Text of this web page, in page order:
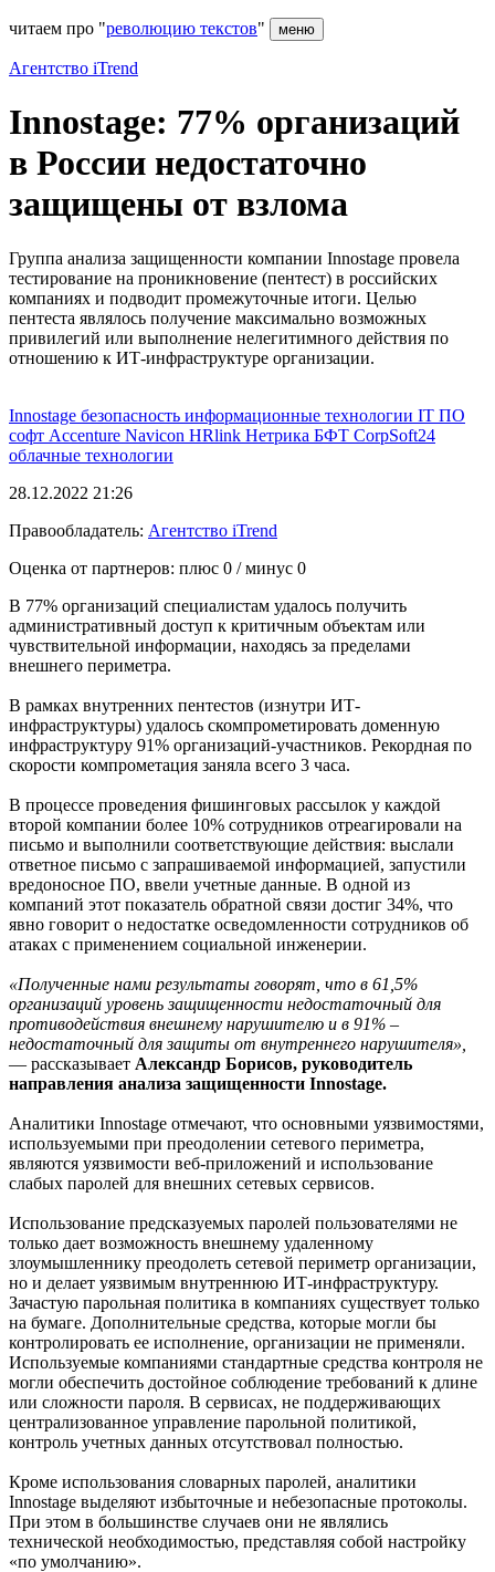
читаем про "революцию текстов" меню
Агентство iTrend
Innostage: 77% организаций
в России недостаточно
защищены от взлома
Группа анализа защищенности компании Innostage провела
тестирование на проникновение (пентест) в российских
компаниях и подводит промежуточные итоги. Целью
пентеста являлось получение максимально возможных
привилегий или выполнение нелегитимного действия по
отношению к ИТ-инфраструктуре организации.
Innostage безопасность информационные технологии IT ПО
софт Accenture Navicon HRlink Нетрика БФТ CorpSoft24
облачные технологии
28.12.2022 21:26
Правообладатель: Агентство iTrend
Оценка от партнеров: плюс 0 / минус 0
В 77% организаций специалистам удалось получить
административный доступ к критичным объектам или
чувствительной информации, находясь за пределами
внешнего периметра.
В рамках внутренних пентестов (изнутри ИТ-
инфраструктуры) удалось скомпрометировать доменную
инфраструктуру 91% организаций-участников. Рекордная по
скорости компрометация заняла всего 3 часа.
В процессе проведения фишинговых рассылок у каждой
второй компании более 10% сотрудников отреагировали на
письмо и выполнили соответствующие действия: выслали
ответное письмо с запрашиваемой информацией, запустили
вредоносное ПО, ввели учетные данные. В одной из
компаний этот показатель обратной связи достиг 34%, что
явно говорит о недостатке осведомленности сотрудников об
атаках с применением социальной инженерии.
«Полученные нами результаты говорят, что в 61,5%
организаций уровень защищенности недостаточный для
противодействия внешнему нарушителю и в 91% –
недостаточный для защиты от внутреннего нарушителя»,
― рассказывает Александр Борисов, руководитель
направления анализа защищенности Innostage.
Аналитики Innostage отмечают, что основными уязвимостями,
используемыми при преодолении сетевого периметра,
являются уязвимости веб-приложений и использование
слабых паролей для внешних сетевых сервисов.
Использование предсказуемых паролей пользователями не
только дает возможность внешнему удаленному
злоумышленнику преодолеть сетевой периметр организации,
но и делает уязвимым внутреннюю ИТ-инфраструктуру.
Зачастую парольная политика в компаниях существует только
на бумаге. Дополнительные средства, которые могли бы
контролировать ее исполнение, организации не применяли.
Используемые компаниями стандартные средства контроля не
могли обеспечить достойное соблюдение требований к длине
или сложности пароля. В сервисах, не поддерживающих
централизованное управление парольной политикой,
контроль учетных данных отсутствовал полностью.
Кроме использования словарных паролей, аналитики
Innostage выделяют избыточные и небезопасные протоколы.
При этом в большинстве случаев они не являлись
технической необходимостью, представляя собой настройку
«по умолчанию».